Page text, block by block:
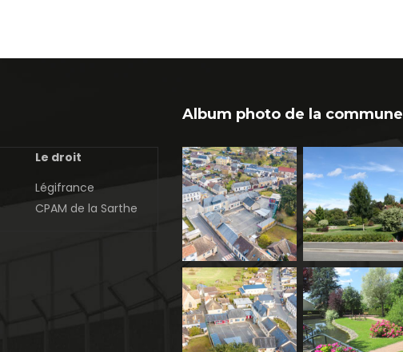
Le droit
Légifrance
CPAM de la Sarthe
Album photo de la commune